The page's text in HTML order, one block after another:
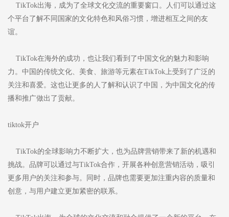
TikTok出海，成为了全球文化交流的重要窗口。人们可以通过这
个平台了解不同国家的文化特色和风俗习惯，增进相互之间的友
谊。
TikTok在海外的成功，也让我们看到了中国文化的魅力和影响
力。中国的传统文化、美食、旅游等元素在TikTok上受到了广泛的
关注和喜爱。这也让更多的人了解和认识了中国，为中国文化的传
播和推广做出了贡献。
tiktok开户
TikTok的全球影响力不断扩大，也为品牌营销带来了新的机遇和
挑战。品牌可以通过与TikTok合作，开展各种创意营销活动，吸引
更多用户的关注和参与。同时，品牌也需要更加注重内容的质量和
创意，与用户建立更加紧密的联系。